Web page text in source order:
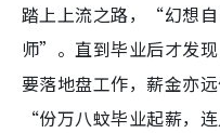
踏上上流之路，“幻想
师”。直到毕业后才发
要落地盘工作，薪金亦
“份万八蚊毕业起薪，